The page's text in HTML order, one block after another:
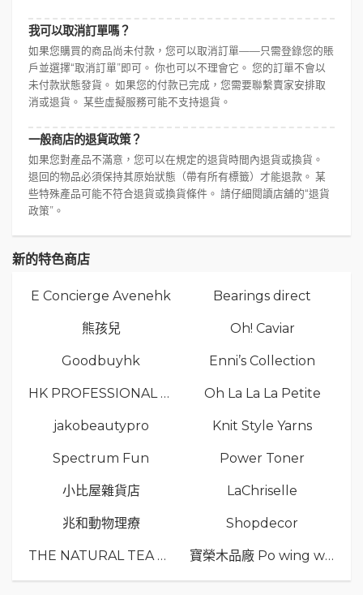
我可以取消訂單嗎？
如果您購買的商品尚未付款，您可以取消訂單——只需登錄您的賬
戶並選擇“取消訂單”即可。 你也可以不理會它。 您的訂單不會以
未付款狀態發貨。 如果您的付款已完成，您需要聯繫賣家安排取
消或退貨。 某些虛擬服務可能不支持退貨。
一般商店的退貨政策？
如果您對產品不滿意，您可以在規定的退貨時間內退貨或換貨。
退回的物品必須保持其原始狀態（帶有所有標籤）才能退款。 某
些特殊產品可能不符合退貨或換貨條件。 請仔細閱讀店舖的“退貨
政策”。
新的特色商店
E Concierge Avenehk Bearings direct
熊孩兒 Oh! Caviar
Goodbuyhk Enni’s Collection
HK PROFESSIONAL TV LIMITED Oh La La La Petite
jakobeautypro Knit Style Yarns
Spectrum Fun Power Toner
小比屋雜貨店 LaChriselle
兆和動物理療 Shopdecor
THE NATURAL TEA Co. 寶榮木品廠 Po wing wood